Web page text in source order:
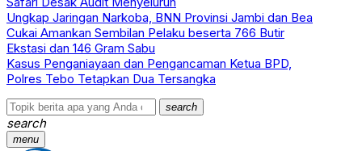
Ungkap Jaringan Narkoba, BNN Provinsi Jambi dan Bea
Cukai Amankan Sembilan Pelaku beserta 766 Butir
Ekstasi dan 146 Gram Sabu
Kasus Penganiayaan dan Pengancaman Ketua BPD,
Polres Tebo Tetapkan Dua Tersangka
search
search
menu